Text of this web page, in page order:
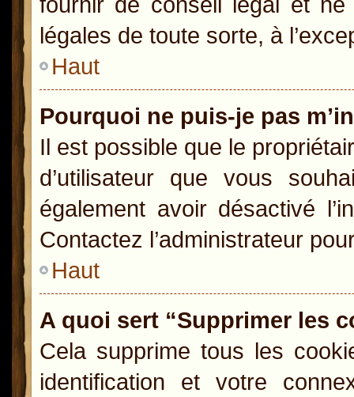
légales de toute sorte, à
Haut
Pourquoi ne puis-je pas
Il est possible que le
d’utilisateur que vous
également avoir désactivé
Contactez l’administrateur
Haut
A quoi sert “Supprimer les
Cela supprime tous les
identification et votre